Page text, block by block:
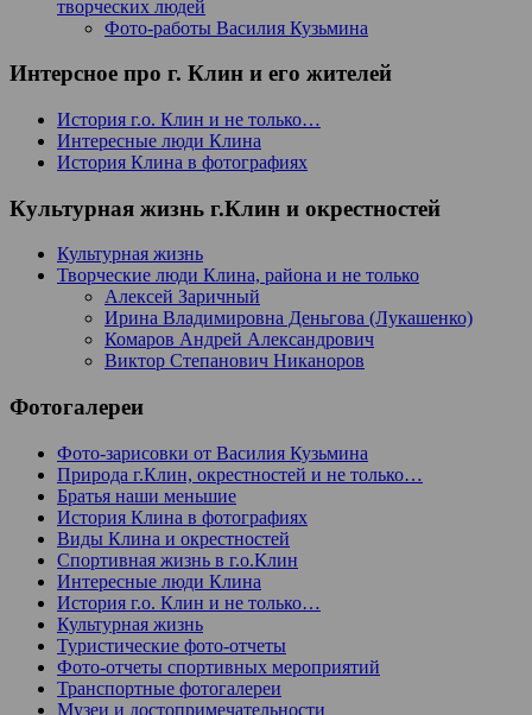
творческих людей
Фото-работы Василия Кузьмина
Интерсное про г. Клин и его жителей
История г.о. Клин и не только…
Интересные люди Клина
История Клина в фотографиях
Культурная жизнь г.Клин и окрестностей
Культурная жизнь
Творческие люди Клина, района и не только
Алексей Заричный
Ирина Владимировна Деньгова (Лукашенко)
Комаров Андрей Александрович
Виктор Степанович Никаноров
Фотогалереи
Фото-зарисовки от Василия Кузьмина
Природа г.Клин, окрестностей и не только…
Братья наши меньшие
История Клина в фотографиях
Виды Клина и окрестностей
Спортивная жизнь в г.о.Клин
Интересные люди Клина
История г.о. Клин и не только…
Культурная жизнь
Туристические фото-отчеты
Фото-отчеты спортивных мероприятий
Транспортные фотогалереи
Музеи и достопримечательности